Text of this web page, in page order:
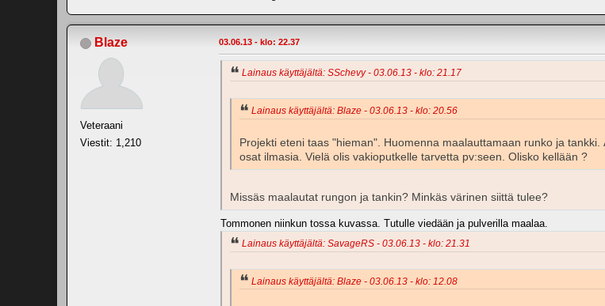
Blaze
Veteraani
Viestit: 1,210
03.06.13 - klo: 22.37
Lainaus käyttäjältä: SSchevy - 03.06.13 - klo: 21.17
Lainaus käyttäjältä: Blaze - 03.06.13 - klo: 20.56
Projekti eteni taas "hieman". Huomenna maalauttamaan runko ja
osat ilmasia. Vielä olis vakioputkelle tarvetta pv:seen. Olisko kellään ?
Missäs maalautat rungon ja tankin? Minkäs värinen siittä tulee?
Tommonen niinkun tossa kuvassa. Tutulle viedään ja pulverilla maalaa.
Lainaus käyttäjältä: SavageRS - 03.06.13 - klo: 21.31
Lainaus käyttäjältä: Blaze - 03.06.13 - klo: 12.08